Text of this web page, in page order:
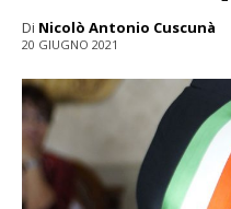
Di Nicolò Antonio Cuscunà
20 GIUGNO 2021